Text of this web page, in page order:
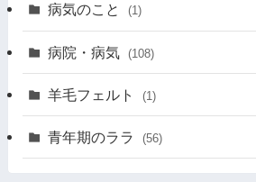
病気のこと (1)
病院・病気 (108)
羊毛フェルト (1)
青年期のララ (56)